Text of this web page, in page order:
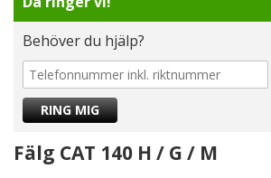
Behöver du hjälp?
Fälg CAT 140 H / G / M